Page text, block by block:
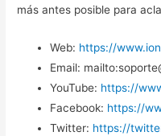
más antes posible para
Web: https://
Email:
YouTube: https://
Facebook: https://
Twitter: https://